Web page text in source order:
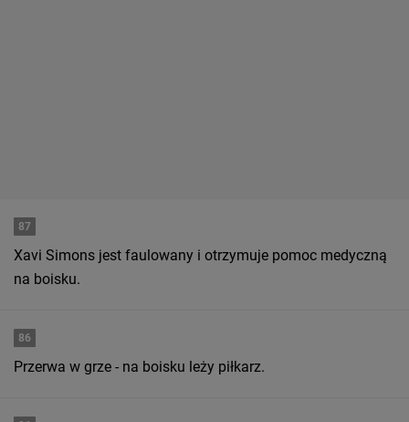
87
Xavi Simons jest faulowany i otrzymuje pomoc medyczną
na boisku.
86
Przerwa w grze - na boisku leży piłkarz.